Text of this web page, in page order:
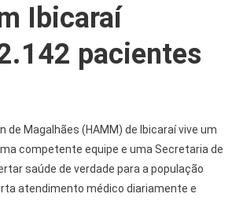
Ibicaraí
pacientes
de Magalhães (HAMM) de Ibicaraí vive um
competente equipe e uma Secretaria de
saúde de verdade para a população
atendimento médico diariamente e